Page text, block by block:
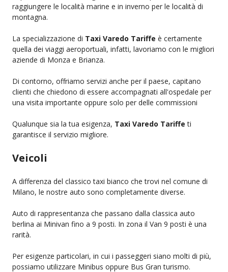
raggiungere le località marine e in inverno per le località di
montagna.
La specializzazione di Taxi Varedo Tariffe è certamente
quella dei viaggi aeroportuali, infatti, lavoriamo con le migliori
aziende di Monza e Brianza.
Di contorno, offriamo servizi anche per il paese, capitano
clienti che chiedono di essere accompagnati all'ospedale per
una visita importante oppure solo per delle commissioni
Qualunque sia la tua esigenza, Taxi Varedo Tariffe ti
garantisce il servizio migliore.
Veicoli
A differenza del classico taxi bianco che trovi nel comune di
Milano, le nostre auto sono completamente diverse.
Auto di rappresentanza che passano dalla classica auto
berlina ai Minivan fino a 9 posti. In zona il Van 9 posti è una
rarità.
Per esigenze particolari, in cui i passeggeri siano molti di più,
possiamo utilizzare Minibus oppure Bus Gran turismo.